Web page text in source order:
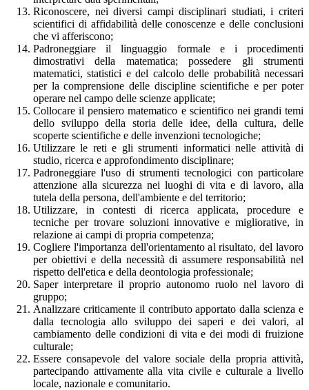
Riconoscere, nei diversi campi disciplinari studiati, i criteri
scientifici di affidabilità delle conoscenze e delle conclusioni
che vi afferiscono;
Padroneggiare il linguaggio formale e i procedimenti
dimostrativi della matematica; possedere gli strumenti
matematici, statistici e del calcolo delle probabilità necessari
per la comprensione delle discipline scientifiche e per poter
operare nel campo delle scienze applicate;
Collocare il pensiero matematico e scientifico nei grandi temi
dello sviluppo della storia delle idee, della cultura, delle
scoperte scientifiche e delle invenzioni tecnologiche;
Utilizzare le reti e gli strumenti informatici nelle attività di
studio, ricerca e approfondimento disciplinare;
Padroneggiare l'uso di strumenti tecnologici con particolare
attenzione alla sicurezza nei luoghi di vita e di lavoro, alla
tutela della persona, dell'ambiente e del territorio;
Utilizzare, in contesti di ricerca applicata, procedure e
tecniche per trovare soluzioni innovative e migliorative, in
relazione ai campi di propria competenza;
Cogliere l'importanza dell'orientamento al risultato, del lavoro
per obiettivi e della necessità di assumere responsabilità nel
rispetto dell'etica e della deontologia professionale;
Saper interpretare il proprio autonomo ruolo nel lavoro di
gruppo;
Analizzare criticamente il contributo apportato dalla scienza e
dalla tecnologia allo sviluppo dei saperi e dei valori, al
cambiamento delle condizioni di vita e dei modi di fruizione
culturale;
Essere consapevole del valore sociale della propria attività,
partecipando attivamente alla vita civile e culturale a livello
locale, nazionale e comunitario.